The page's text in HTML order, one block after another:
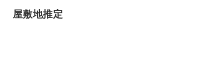
屋敷地推定